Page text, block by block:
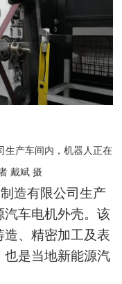
生产车间内，机器人正在
戴斌 摄
造有限公司生产
汽车电机外壳。该
、精密加工及表
也是当地新能源汽